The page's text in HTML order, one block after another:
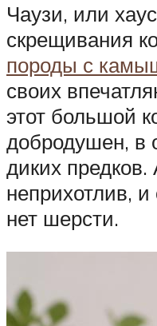
Чаузи, или
скрещивания
породы с
своих
этот большой
добродушен, в
диких
неприхотлив, и
нет шерсти.